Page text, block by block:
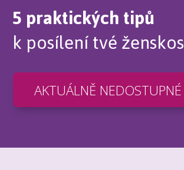
5 praktických tipů
k posílení tvé
AKTUÁLNĚ NEDOSTUPNÉ